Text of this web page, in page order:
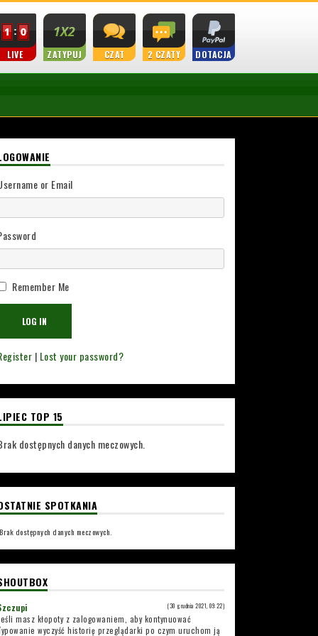
LIVE ZATYPUJ CZAT 2 CZATY DOTACJA
or Email
Remember Me
| Lost your password?
TOP 15
dostępnych danych meczowych.
SPOTKANIA
Brak dostępnych danych meczowych.
(30 grudnia 2021, 09:22)
masz kłopoty z zalogowaniem, aby kontynuować
wyczyść historię przeglądarki po czym uruchom ją